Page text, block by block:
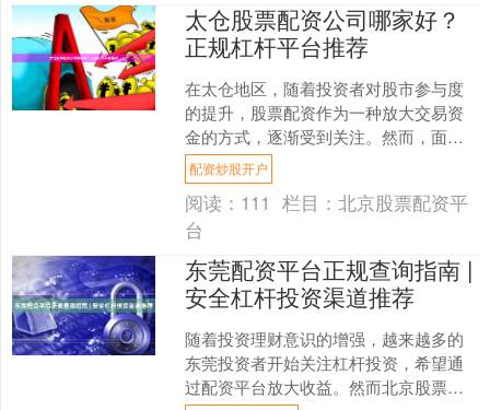
太仓股票配资公司哪家好？
正规杠杆平台推荐
在太仓地区，随着投资者对股市参与度
的提升，股票配资作为一种放大交易资
金的方式，逐渐受到关注。然而，面对
市场上众多的配资公司，如何选择一家
正规、可靠的杠杆平台，成....
配资炒股开户
阅读： 111 栏目：北京股票配资平
台
东莞配资平台正规查询指南 |
安全杠杆投资渠道推荐
随着投资理财意识的增强，越来越多的
东莞投资者开始关注杠杆投资，希望通
过配资平台放大收益。然而北京股票配